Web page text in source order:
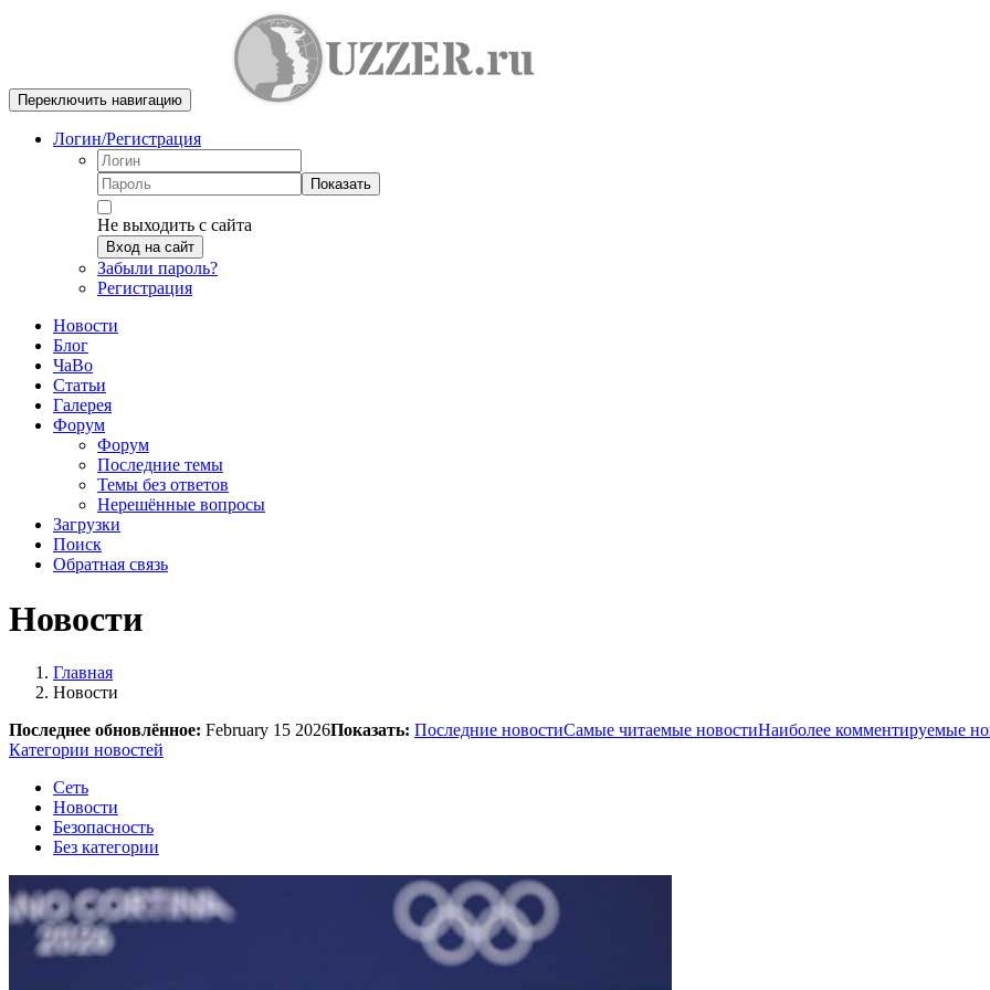
Переключить навигацию
Логин/Регистрация
Показать
Не выходить с сайта
Вход на сайт
Забыли пароль?
Регистрация
Новости
Блог
ЧаВо
Статьи
Галерея
Форум
Форум
Последние темы
Темы без ответов
Нерешённые вопросы
Загрузки
Поиск
Обратная связь
Новости
Главная
Новости
Последнее обновлённое: February 15 2026Показать: Последние новостиСамые читаемые новостиНаиболее комментируемые
Категории новостей
Сеть
Новости
Безопасность
Без категории